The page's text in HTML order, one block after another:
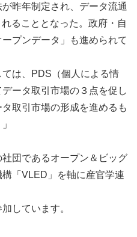
昨年制定され、データ流通
ることとなった。政府・自
プンデータ」も進められて
は、PDS（個人による情
ータ取引市場の３点を促し
取引市場の形成を進めるも
団であるオープン＆ビッグ
「VLED」を軸に産官学連
しています。